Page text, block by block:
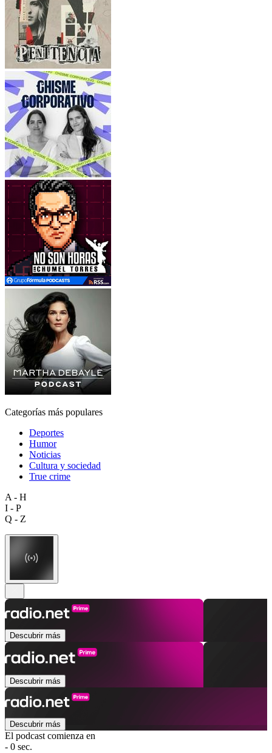
Categorías más populares
Deportes
Humor
Noticias
Cultura y sociedad
True crime
A - H
I - P
Q - Z
Descubrir más
Descubrir más
Descubrir más
El podcast comienza en
- 0 sec.